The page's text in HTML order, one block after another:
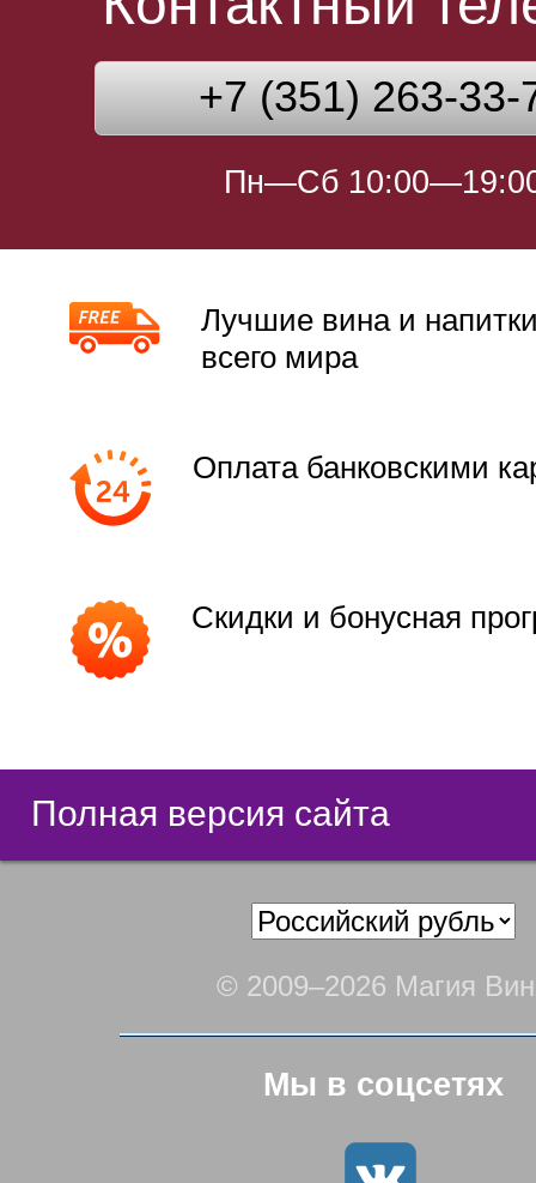
+7 (351) 263-33-
Пн—Сб
Лучшие вина и
всего мира
Оплата банковскими
Скидки и бонусная
Полная версия сайта
© 2009–2026 Магия
Мы в соцсетях